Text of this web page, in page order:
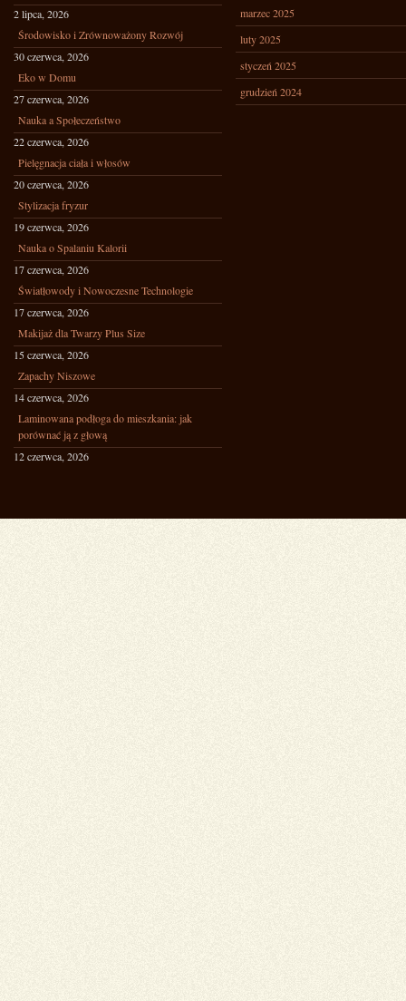
2 lipca, 2026
Środowisko i Zrównoważony Rozwój
30 czerwca, 2026
Eko w Domu
27 czerwca, 2026
Nauka a Społeczeństwo
22 czerwca, 2026
Pielęgnacja ciała i włosów
20 czerwca, 2026
Stylizacja fryzur
19 czerwca, 2026
Nauka o Spalaniu Kalorii
17 czerwca, 2026
Światłowody i Nowoczesne Technologie
17 czerwca, 2026
Makijaż dla Twarzy Plus Size
15 czerwca, 2026
Zapachy Niszowe
14 czerwca, 2026
Laminowana podłoga do mieszkania: jak
porównać ją z głową
12 czerwca, 2026
marzec 2025
luty 2025
styczeń 2025
grudzień 2024